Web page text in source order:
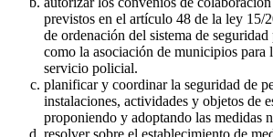
previstos en el artículo 48 de la ley 15/
de ordenación del sistema de
como la asociación de municipios para
servicio policial.
planificar y coordinar la seguridad de
instalaciones, actividades y objetos de
proponiendo y adoptando las medidas